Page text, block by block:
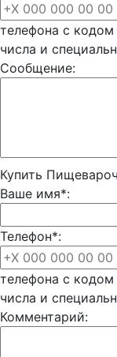
телефона с
числа и
Сообщение:
Купить
Ваше имя*:
Телефон*:
телефона с
числа и
Комментарий: